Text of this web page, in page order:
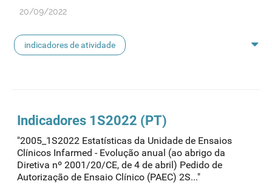
20/09/2022
indicadores de atividade
Indicadores 1S2022 (PT)
"2005_1S2022 Estatísticas da Unidade de Ensaios
Clínicos Infarmed - Evolução anual (ao abrigo da
Diretiva nº 2001/20/CE, de 4 de abril) Pedido de
Autorização de Ensaio Clínico (PAEC) 2S..."